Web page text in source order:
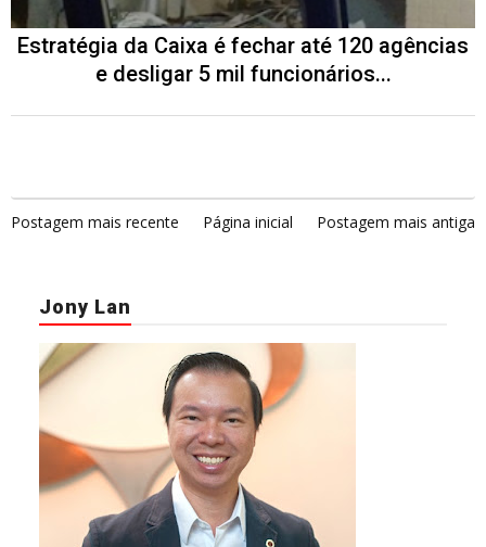
Estratégia da Caixa é fechar até 120 agências
e desligar 5 mil funcionários...
Postagem mais recente Página inicial Postagem mais antiga
Jony Lan